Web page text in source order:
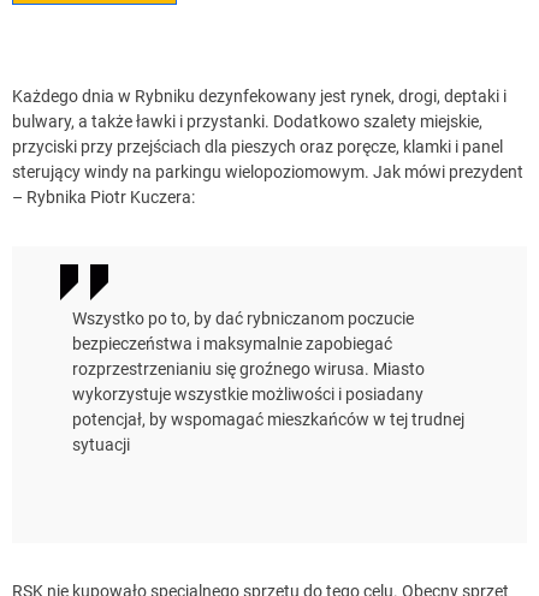
Każdego dnia w Rybniku dezynfekowany jest rynek, drogi, deptaki i
bulwary, a także ławki i przystanki. Dodatkowo szalety miejskie,
przyciski przy przejściach dla pieszych oraz poręcze, klamki i panel
sterujący windy na parkingu wielopoziomowym. Jak mówi prezydent
– Rybnika Piotr Kuczera:
Wszystko po to, by dać rybniczanom poczucie
bezpieczeństwa i maksymalnie zapobiegać
rozprzestrzenianiu się groźnego wirusa. Miasto
wykorzystuje wszystkie możliwości i posiadany
potencjał, by wspomagać mieszkańców w tej trudnej
sytuacji
RSK nie kupowało specjalnego sprzętu do tego celu. Obecny sprzęt